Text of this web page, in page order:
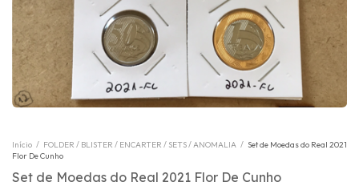
Início / FOLDER / BLISTER / ENCARTER / SETS / ANOMALIA / Set de Moedas do Real 2021
Flor De Cunho
Set de Moedas do Real 2021 Flor De Cunho